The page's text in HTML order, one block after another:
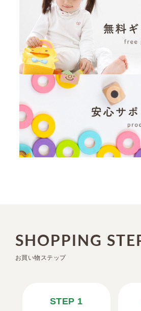
SHOPPING
お買い物ステップ
STEP 1